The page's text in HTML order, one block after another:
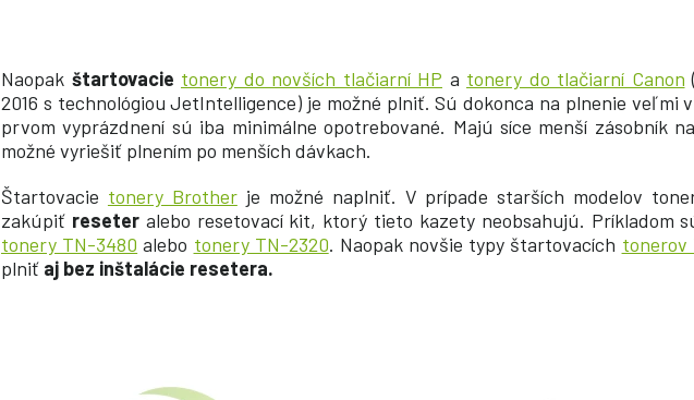
Naopak štartovacie tonery do novších tlačiarní HP a tonery do tlačiarní Canon
2016 s technológiou JetIntelligence) je možné plniť. Sú dokonca na plnenie veľmi
prvom vyprázdnení sú iba minimálne opotrebované. Majú síce menší zásobník
možné vyriešiť plnením po menších dávkach.
Štartovacie tonery Brotherje možné naplniť. V prípade starších modelov
zakúpiť reseter alebo resetovací kit, ktorý tieto kazety neobsahujú. Príkladom
tonery TN-3480 alebo tonery TN-2320. Naopak novšie typy štartovacích tonerov
plniť aj bez inštalácie resetera.